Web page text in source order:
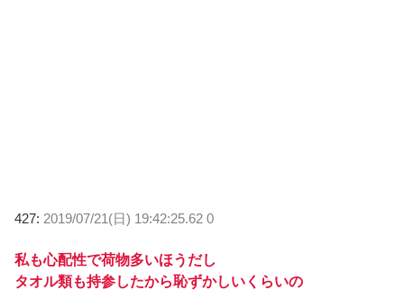
427: 2019/07/21(日) 19:42:25.62 0
私も心配性で荷物多いほうだし
タオル類も持参したから恥ずかしいくらいの